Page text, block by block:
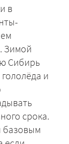
в
Зимой
Сибирь
и
срока.
базовым